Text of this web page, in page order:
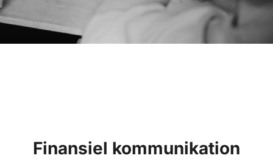
Finansiel kommunikation